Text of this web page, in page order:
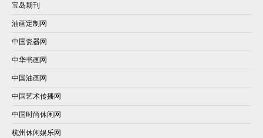
宝岛期刊
油画定制网
中国瓷器网
中华书画网
中国油画网
中国艺术传播网
中国时尚休闲网
杭州休闲娱乐网